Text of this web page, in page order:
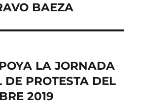
BAEZA
LA JORNADA
PROTESTA DEL
2019